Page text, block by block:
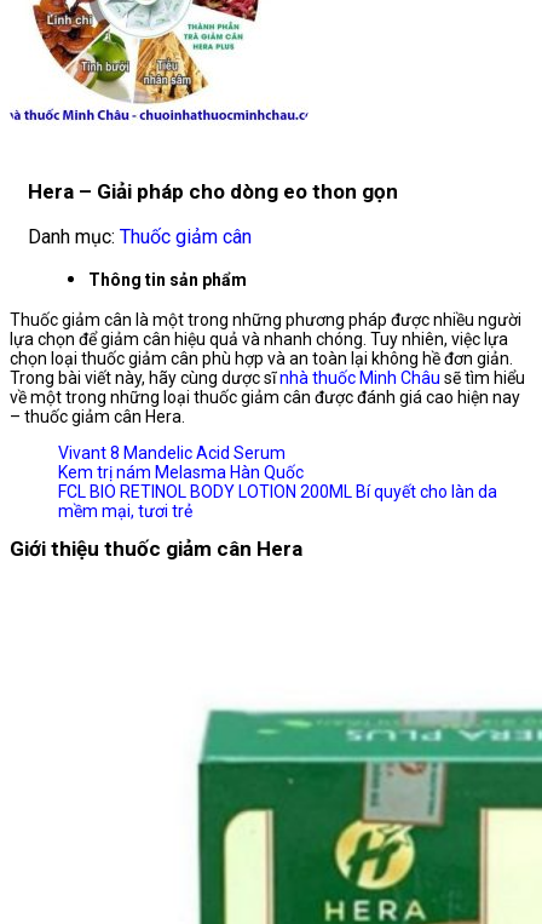
Hera – Giải pháp cho dòng eo thon gọn
Danh mục: Thuốc giảm cân
Thông tin sản phẩm
Thuốc giảm cân là một trong những phương pháp được nhiều người
lựa chọn để giảm cân hiệu quả và nhanh chóng. Tuy nhiên, việc lựa
chọn loại thuốc giảm cân phù hợp và an toàn lại không hề đơn giản.
Trong bài viết này, hãy cùng dược sĩnhà thuốc Minh Châu sẽ tìm hiểu
về một trong những loại thuốc giảm cân được đánh giá cao hiện nay
– thuốc giảm cân Hera.
Vivant 8 Mandelic Acid Serum
Kem trị nám Melasma Hàn Quốc
FCL BIO RETINOL BODY LOTION 200ML Bí quyết cho làn da
mềm mại, tươi trẻ
Giới thiệu thuốc giảm cân Hera